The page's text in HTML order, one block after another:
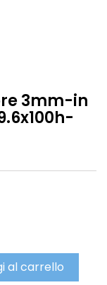
3mm-in
al carrello